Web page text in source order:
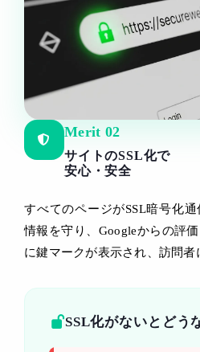
Merit 02
サイトのSSL化で
安心・安全
すべてのページがSSL暗号化
情報を守り、Googleからの評
に鍵マークが表示され、訪問者
SSL化がないとどう